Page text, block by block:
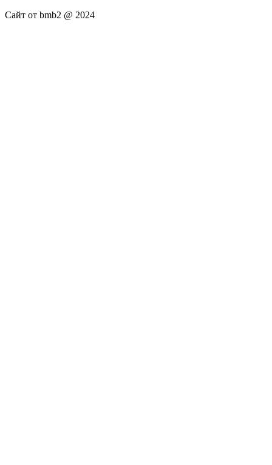
Сайт от bmb2 @ 2024